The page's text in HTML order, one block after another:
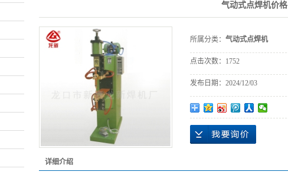
气动式点焊机价格
所属分类： 气动式点焊机
点击次数： 1752
发布日期： 2024/12/03
详细介绍